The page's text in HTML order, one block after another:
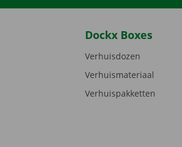
Dockx Boxes
Verhuisdozen
Verhuismateriaal
Verhuispakketten